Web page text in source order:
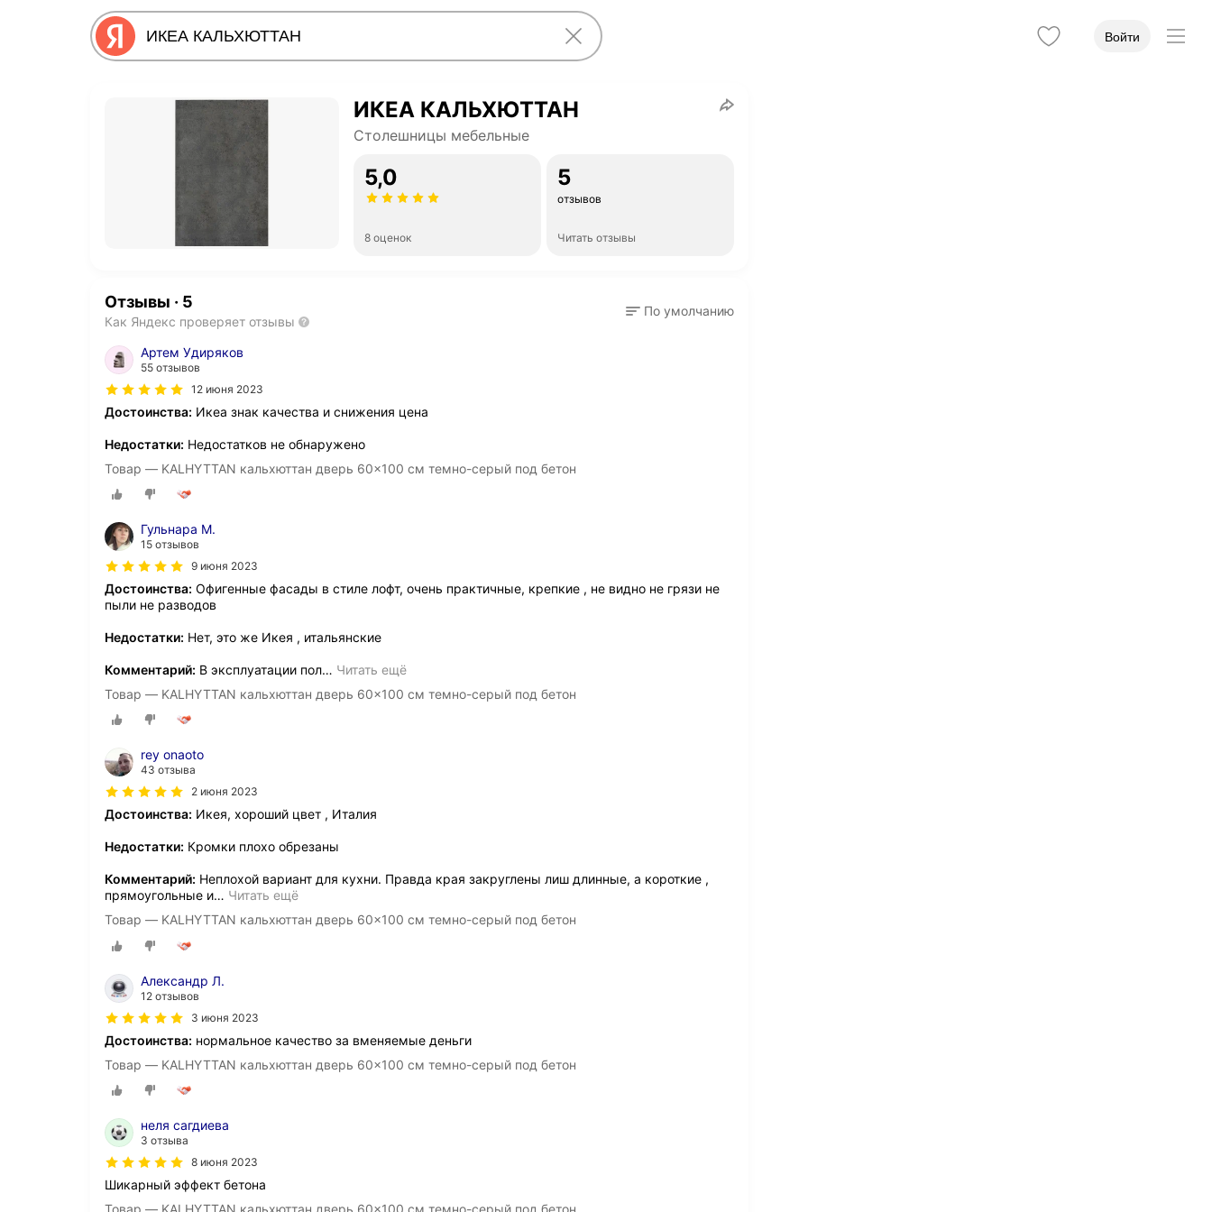
Войти
ИКЕА КАЛЬХЮТТАН
Столешницы мебельные
5,0
8 оценок
5
отзывов
Читать отзывы
Отзывы · 5
Как Яндекс проверяет отзывы
По умолчанию
Артем Удиряков
55 отзывов
12 июня 2023
Достоинства: Икеа знак качества и снижения цена
Недостатки: Недостатков не обнаружено
Товар — KALHYTTAN кальхюттан дверь 60x100 см темно-серый под бетон
Гульнара М.
15 отзывов
9 июня 2023
Достоинства: Офигенные фасады в стиле лофт, очень практичные, крепкие , не видно не грязи не
пыли не разводов
Недостатки: Нет, это же Икея , итальянские
Комментарий: В эксплуатации пол… Читать ещё
Товар — KALHYTTAN кальхюттан дверь 60x100 см темно-серый под бетон
rey onaoto
43 отзыва
2 июня 2023
Достоинства: Икея, хороший цвет , Италия
Недостатки: Кромки плохо обрезаны
Комментарий: Неплохой вариант для кухни. Правда края закруглены лиш длинные, а короткие ,
прямоугольные и… Читать ещё
Товар — KALHYTTAN кальхюттан дверь 60x100 см темно-серый под бетон
Александр Л.
12 отзывов
3 июня 2023
Достоинства: нормальное качество за вменяемые деньги
Товар — KALHYTTAN кальхюттан дверь 60x100 см темно-серый под бетон
неля сагдиева
3 отзыва
8 июня 2023
Шикарный эффект бетона
Товар — KALHYTTAN кальхюттан дверь 60x100 см темно-серый под бетон